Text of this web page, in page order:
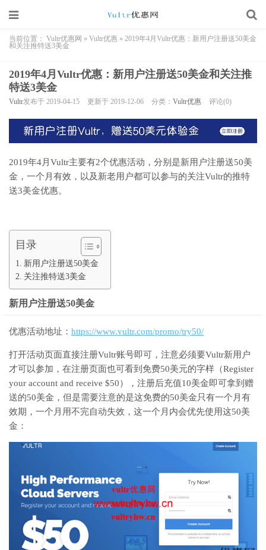
当前位置： Vultr优惠网 » Vultr优惠 » 2019年4月Vultr优惠：新用户注册送50美金
和关注推特送3美金
2019年4月Vultr优惠：新用户注册送50美金和关注推
特送3美金
Vultr发布于 2019-04-15 更新于 2019-12-06 分类： Vultr优惠 评论(0)
2019年4月Vultr主要有2个优惠活动，分别是新用户注册送50美
金，一个月有效，以及新老用户都可以参与的关注Vultr的推特
送3美金优惠。
目录
新用户注册送50美金
关注推特送3美金
新用户注册送50美金
优惠活动地址： https://www.vultr.com/promo/try50/
打开活动页面直接注册Vultr账号即可，注意必须要Vultr新用户
才可以参加，在注册页面也可看到免费50美元的字样（Register
your account and receive $50），注册后充值10美金即可拿到赠
送的50美金，但是需要注意的是这免费的50美金只有一个月有
效期，一个月用不完自动失效，这一个月内会优先使用这50美
金：